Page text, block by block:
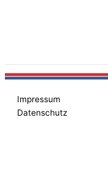
Impressum
Datenschutz